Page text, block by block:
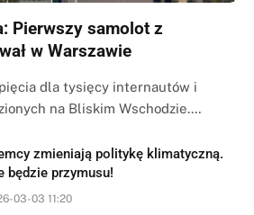
Pierwszy samolot z
w Warszawie
dla tysięcy internautów i
na Bliskim Wschodzie.…
zmieniają politykę klimatyczną.
będzie przymusu!
03-03 11:20